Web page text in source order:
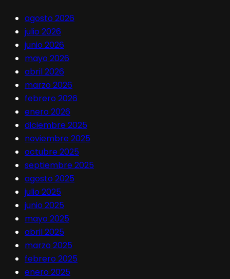
agosto 2026
julio 2026
junio 2026
mayo 2026
abril 2026
marzo 2026
febrero 2026
enero 2026
diciembre 2025
noviembre 2025
octubre 2025
septiembre 2025
agosto 2025
julio 2025
junio 2025
mayo 2025
abril 2025
marzo 2025
febrero 2025
enero 2025